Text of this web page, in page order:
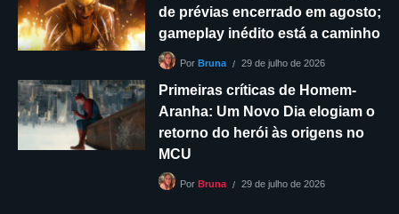
de prévias encerrado em agosto;
gameplay inédito está a caminho
Por Bruna 29 de julho de 2026
Primeiras críticas de Homem-
Aranha: Um Novo Dia elogiam o
retorno do herói às origens no
MCU
Por Bruna 29 de julho de 2026